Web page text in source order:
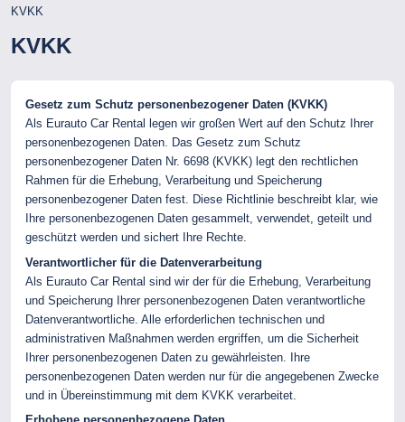
KVKK
KVKK
Gesetz zum Schutz personenbezogener Daten (KVKK)
Als Eurauto Car Rental legen wir großen Wert auf den Schutz Ihrer
personenbezogenen Daten. Das Gesetz zum Schutz
personenbezogener Daten Nr. 6698 (KVKK) legt den rechtlichen
Rahmen für die Erhebung, Verarbeitung und Speicherung
personenbezogener Daten fest. Diese Richtlinie beschreibt klar, wie
Ihre personenbezogenen Daten gesammelt, verwendet, geteilt und
geschützt werden und sichert Ihre Rechte.
Verantwortlicher für die Datenverarbeitung
Als Eurauto Car Rental sind wir der für die Erhebung, Verarbeitung
und Speicherung Ihrer personenbezogenen Daten verantwortliche
Datenverantwortliche. Alle erforderlichen technischen und
administrativen Maßnahmen werden ergriffen, um die Sicherheit
Ihrer personenbezogenen Daten zu gewährleisten. Ihre
personenbezogenen Daten werden nur für die angegebenen Zwecke
und in Übereinstimmung mit dem KVKK verarbeitet.